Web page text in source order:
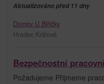
Aktualizováno před 11 dny
Domov U Biřičky
Hradec Králové
Bezpečnostní
Požadujeme Přijmeme